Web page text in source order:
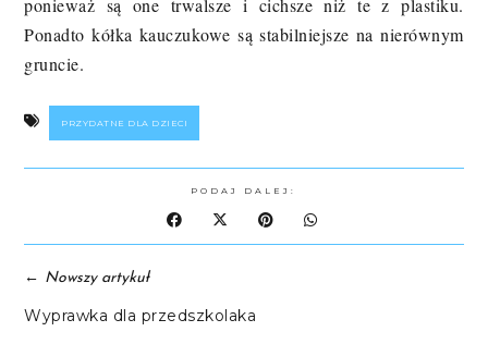
ponieważ są one trwalsze i cichsze niż te z plastiku.
Ponadto kółka kauczukowe są stabilniejsze na nierównym
gruncie.
PRZYDATNE DLA DZIECI
PODAJ DALEJ:
← Nowszy artykuł
Wyprawka dla przedszkolaka